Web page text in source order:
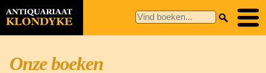
Onze boeken